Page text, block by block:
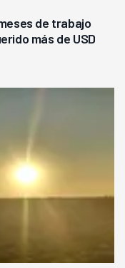
de trabajo
más de USD